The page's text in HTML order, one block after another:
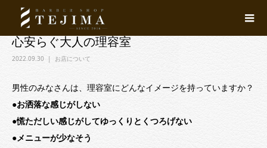
心安らぐ大人の理容室
2022.09.30 お店について
男性のみなさんは、理容室にどんなイメージを持っていますか？
●お洒落な感じがしない
●慌ただしい感じがしてゆっくりとくつろげない
●メニューが少なそう